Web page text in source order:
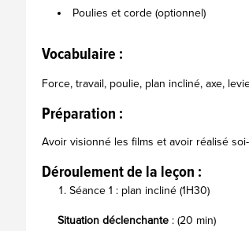
Poulies et corde (optionnel)
Vocabulaire :
Force, travail, poulie, plan incliné, axe,
Préparation :
Avoir visionné les films et avoir réalisé
Déroulement de la leçon :
Séance 1 : plan incliné (1H30)
Situation déclenchante : (20 min)